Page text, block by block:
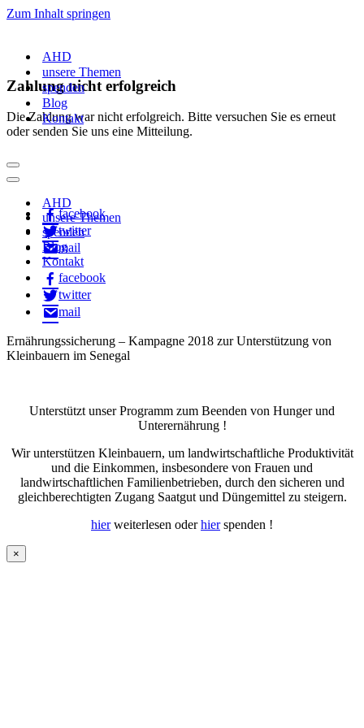
Zum Inhalt springen
AHD
unsere Themen
spenden
Blog
Kontakt
Navigationsmenü
Navigationsmenü
AHD
unsere Themen
spenden
Blog
Kontakt
Zahlung nicht erfolgreich
Die Zahlung war nicht erfolgreich. Bitte versuchen Sie es erneut
oder senden Sie uns eine Mitteilung.
facebook
twitter
mail
facebook
twitter
mail
Ernährungssicherung – Kampagne 2018 zur Unterstützung von
Kleinbauern im Senegal
Unterstützt unser Programm zum Beenden von Hunger und
Unterernährung !
Wir unterstützen Kleinbauern, um landwirtschaftliche Produktivität
und die Einkommen, insbesondere von Frauen und
landwirtschaftlichen Familienbetrieben, durch den sicheren und
gleichberechtigten Zugang Saatgut und Düngemittel zu steigern.
hierweiterlesen oderhierspenden !
×